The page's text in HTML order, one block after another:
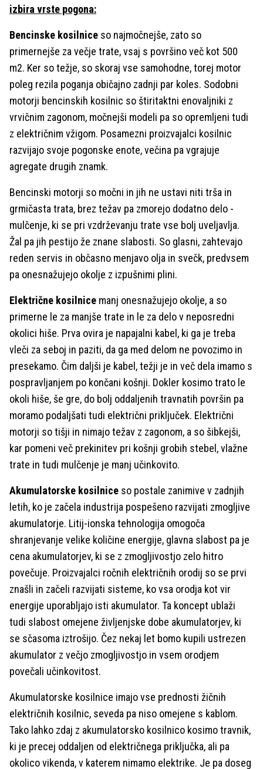
izbira vrste pogona:
Bencinske kosilnice so najmočnejše, zato so
primernejše za večje trate, vsaj s površino več kot 500
m2. Ker so težje, so skoraj vse samohodne, torej motor
poleg rezila poganja običajno zadnji par koles. Sodobni
motorji bencinskih kosilnic so štiritaktni enovaljniki z
vrvičnim zagonom, močnejši modeli pa so opremljeni tudi
z električnim vžigom. Posamezni proizvajalci kosilnic
razvijajo svoje pogonske enote, večina pa vgrajuje
agregate drugih znamk.
Bencinski motorji so močni in jih ne ustavi niti trša in
grmičasta trata, brez težav pa zmorejo dodatno delo -
mulčenje, ki se pri vzdrževanju trate vse bolj uveljavlja.
Žal pa jih pestijo že znane slabosti. So glasni, zahtevajo
reden servis in občasno menjavo olja in svečk, predvsem
pa onesnažujejo okolje z izpušnimi plini.
Električne kosilnice manj onesnažujejo okolje, a so
primerne le za manjše trate in le za delo v neposredni
okolici hiše. Prva ovira je napajalni kabel, ki ga je treba
vleči za seboj in paziti, da ga med delom ne povozimo in
presekamo. Čim daljši je kabel, težji je in več dela imamo s
pospravljanjem po končani košnji. Dokler kosimo trato le
okoli hiše, še gre, do bolj oddaljenih travnatih površin pa
moramo podaljšati tudi električni priključek. Električni
motorji so tišji in nimajo težav z zagonom, a so šibkejši,
kar pomeni več prekinitev pri košnji grobih stebel, vlažne
trate in tudi mulčenje je manj učinkovito.
Akumulatorske kosilnice so postale zanimive v zadnjih
letih, ko je začela industrija pospešeno razvijati zmogljive
akumulatorje. Litij-ionska tehnologija omogoča
shranjevanje velike količine energije, glavna slabost pa je
cena akumulatorjev, ki se z zmogljivostjo zelo hitro
povečuje. Proizvajalci ročnih električnih orodij so se prvi
znašli in začeli razvijati sisteme, ko vsa orodja kot vir
energije uporabljajo isti akumulator. Ta koncept ublaži
tudi slabost omejene življenjske dobe akumulatorjev, ki
se sčasoma iztrošijo. Čez nekaj let bomo kupili ustrezen
akumulator z večjo zmogljivostjo in vsem orodjem
povečali učinkovitost.
Akumulatorske kosilnice imajo vse prednosti žičnih
električnih kosilnic, seveda pa niso omejene s kablom.
Tako lahko zdaj z akumulatorsko kosilnico kosimo travnik,
ki je precej oddaljen od električnega priključka, ali pa
okolico vikenda, v katerem nimamo elektrike. Je pa doseg